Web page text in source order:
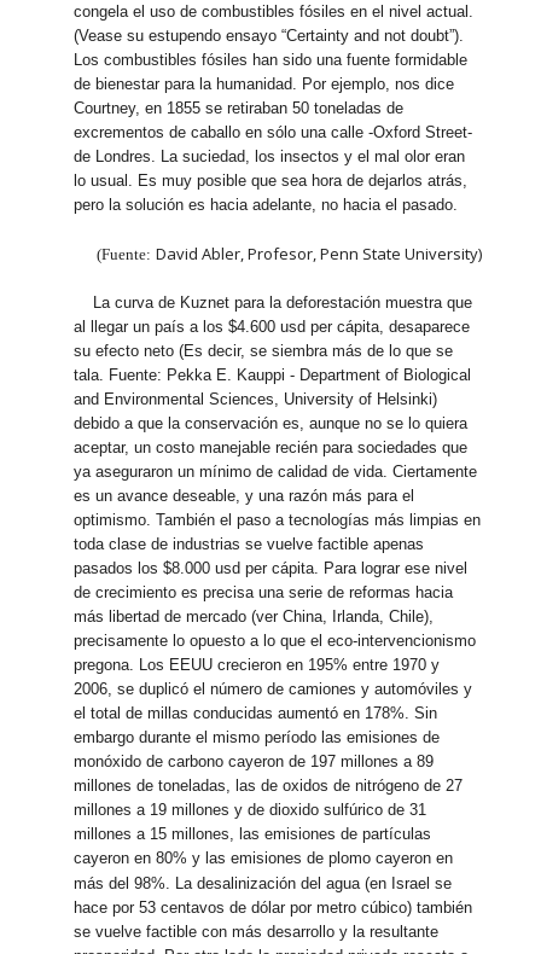
congela el uso de combustibles fósiles en el nivel actual.
(Vease su estupendo ensayo “Certainty and not doubt”).
Los combustibles fósiles han sido una fuente formidable
de bienestar para la humanidad. Por ejemplo, nos dice
Courtney, en 1855 se retiraban 50 toneladas de
excrementos de caballo en sólo una calle -Oxford Street-
de Londres. La suciedad, los insectos y el mal olor eran
lo usual. Es muy posible que sea hora de dejarlos atrás,
pero la solución es hacia adelante, no hacia el pasado.
(Fuente: David Abler, Profesor, Penn State University)
La curva de Kuznet para la deforestación muestra que
al llegar un país a los $4.600 usd per cápita, desaparece
su efecto neto (Es decir, se siembra más de lo que se
tala. Fuente: Pekka E. Kauppi - Department of Biological
and Environmental Sciences, University of Helsinki)
debido a que la conservación es, aunque no se lo quiera
aceptar, un costo manejable recién para sociedades que
ya aseguraron un mínimo de calidad de vida. Ciertamente
es un avance deseable, y una razón más para el
optimismo. También el paso a tecnologías más limpias en
toda clase de industrias se vuelve factible apenas
pasados los $8.000 usd per cápita. Para lograr ese nivel
de crecimiento es precisa una serie de reformas hacia
más libertad de mercado (ver China, Irlanda, Chile),
precisamente lo opuesto a lo que el eco-intervencionismo
pregona. Los EEUU crecieron en 195% entre 1970 y
2006, se duplicó el número de camiones y automóviles y
el total de millas conducidas aumentó en 178%. Sin
embargo durante el mismo período las emisiones de
monóxido de carbono cayeron de 197 millones a 89
millones de toneladas, las de oxidos de nitrógeno de 27
millones a 19 millones y de dioxido sulfúrico de 31
millones a 15 millones, las emisiones de partículas
cayeron en 80% y las emisiones de plomo cayeron en
más del 98%.
La desalinización del agua (en Israel se
hace por 53 centavos de dólar por metro cúbico) también
se vuelve factible con más desarrollo y la resultante